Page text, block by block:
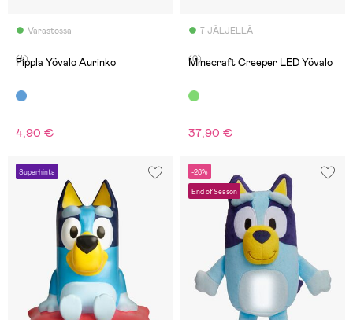
Varastossa
(4)
Fippla Yövalo Aurinko
4,90 €
7 JÄLJELLÄ
(0)
Minecraft Creeper LED Yövalo
37,90 €
Superhinta -28%
End of Season